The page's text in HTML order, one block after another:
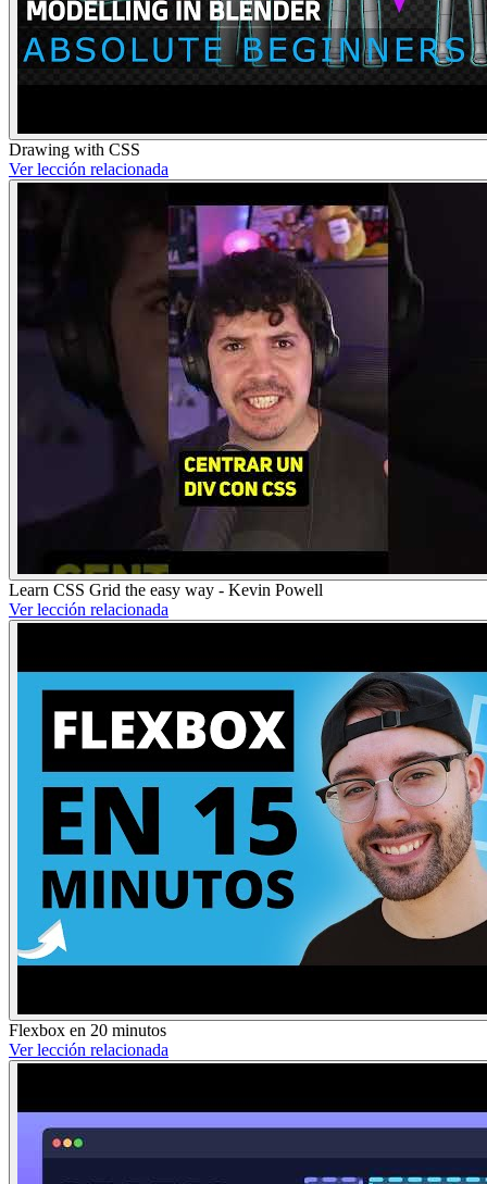
Drawing with CSS
Ver lección relacionada
Learn CSS Grid the easy way - Kevin Powell
Ver lección relacionada
Flexbox en 20 minutos
Ver lección relacionada